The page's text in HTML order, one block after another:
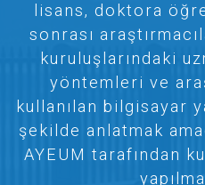
lisans, doktora
sonrası
kuruluşlarındaki
yöntemleri ve
kullanılan bilgisayar
şekilde anlatmak
AYEUM tarafından